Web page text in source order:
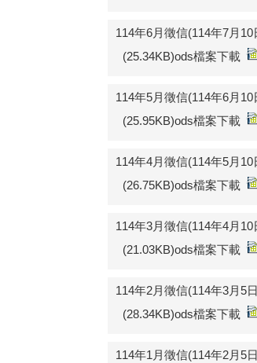
114年6月徵信(114年7月10
(25.34KB)ods檔案下載
114年5月徵信(114年6月10
(25.95KB)ods檔案下載
114年4月徵信(114年5月10
(26.75KB)ods檔案下載
114年3月徵信(114年4月10
(21.03KB)ods檔案下載
114年2月徵信(114年3月5
(28.34KB)ods檔案下載
114年1月徵信(114年2月5